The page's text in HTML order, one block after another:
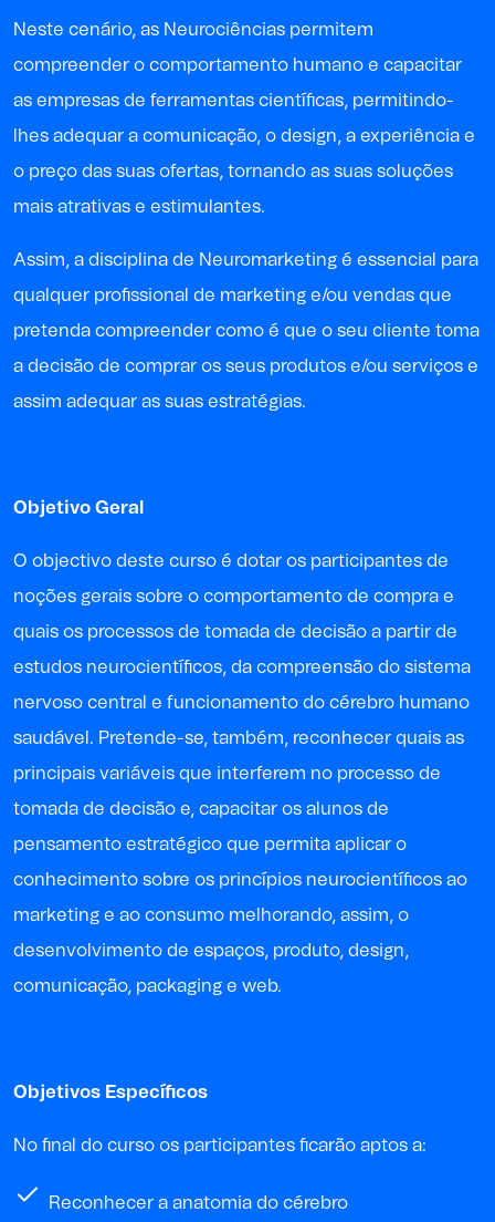
Neste cenário, as Neurociências permitem
compreender o comportamento humano e capacitar
as empresas de ferramentas científicas, permitindo-
lhes adequar a comunicação, o design, a experiência e
o preço das suas ofertas, tornando as suas soluções
mais atrativas e estimulantes.
Assim, a disciplina de Neuromarketing é essencial para
qualquer profissional de marketing e/ou vendas que
pretenda compreender como é que o seu cliente toma
a decisão de comprar os seus produtos e/ou serviços e
assim adequar as suas estratégias.
Objetivo Geral
O objectivo deste curso é dotar os participantes de
noções gerais sobre o comportamento de compra e
quais os processos de tomada de decisão a partir de
estudos neurocientíficos, da compreensão do sistema
nervoso central e funcionamento do cérebro humano
saudável. Pretende-se, também, reconhecer quais as
principais variáveis que interferem no processo de
tomada de decisão e, capacitar os alunos de
pensamento estratégico que permita aplicar o
conhecimento sobre os princípios neurocientíficos ao
marketing e ao consumo melhorando, assim, o
desenvolvimento de espaços, produto, design,
comunicação, packaging e web.
Objetivos Específicos
No final do curso os participantes ficarão aptos a:
Reconhecer a anatomia do cérebro